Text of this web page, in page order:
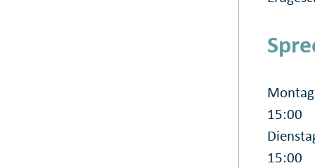
15:00
15:00